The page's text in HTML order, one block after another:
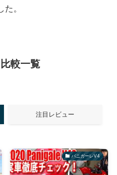
。
較一覧
注目レビュー
パニガーレV4